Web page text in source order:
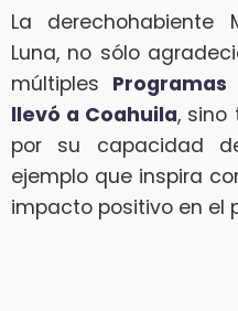
La derechohabiente
Luna, no sólo
múltiples
llevó a Coahuila, sino
por su capacidad
ejemplo que inspira
impacto positivo en el